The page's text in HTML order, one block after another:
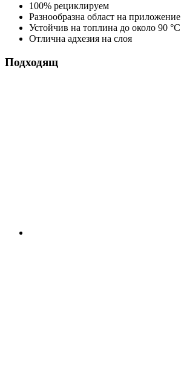
100% рециклируем
Разнообразна област на приложение
Устойчив на топлина до около 90 °C
Отлична адхезия на слоя
Подходящ